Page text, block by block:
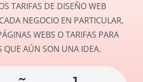
TARIFAS DE DISEÑO WEB
NEGOCIO EN PARTICULAR,
WEBS O TARIFAS PARA
QUE AÚN SON UNA IDEA.